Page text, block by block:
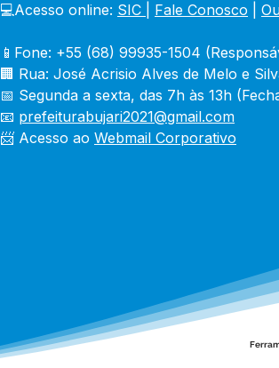
💻Acesso online: SIC Fale Conosco
📱Fone: +55 (68) 99935-1504
🏢 Rua: José Acrisio Alves de Melo e
📅 Segunda a sexta, das 7h às 13h
📧 prefeiturabujari2021@gmail.com
📨 Acesso ao Webmail Corporativo